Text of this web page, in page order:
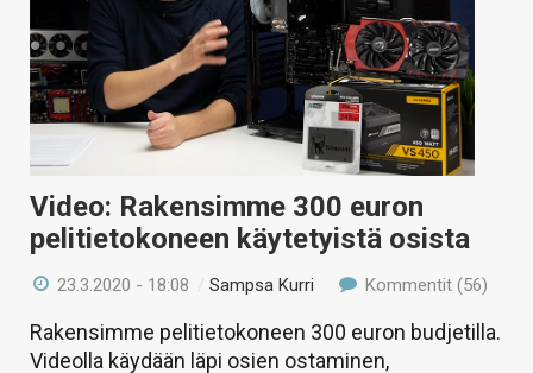
Video: Rakensimme 300 euron
pelitietokoneen käytetyistä osista
23.3.2020 - 18:08 /Sampsa Kurri Kommentit (56)
Rakensimme pelitietokoneen 300 euron budjetilla.
Videolla käydään läpi osien ostaminen,